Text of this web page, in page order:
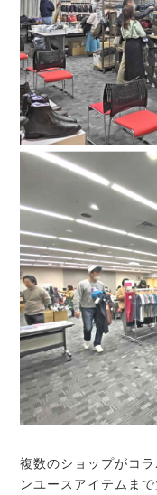
複数のショップがコ
ンユースアイテムまで